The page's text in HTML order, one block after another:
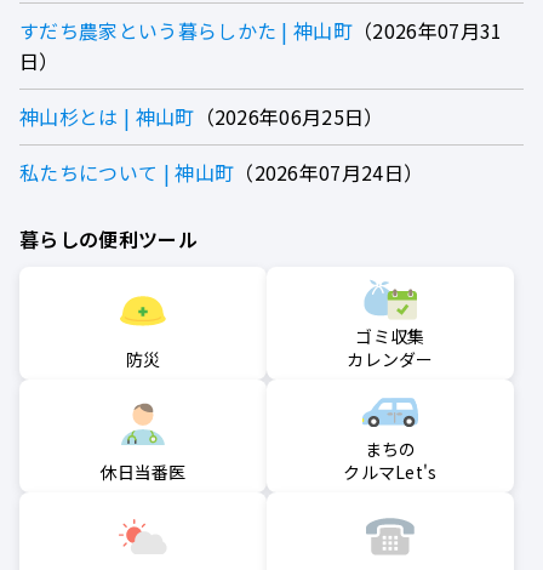
すだち農家という暮らしかた | 神山町
2026年07月31
日
神山杉とは | 神山町
2026年06月25日
私たちについて | 神山町
2026年07月24日
暮らしの便利ツール
防災
ゴミ収集
カレンダー
休日当番医
まちの
クルマLet's